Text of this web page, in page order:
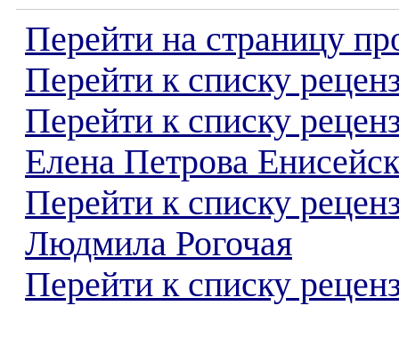
Перейти на страницу
Перейти к списку
Перейти к списку
Елена Петрова
Перейти к списку
Людмила Рогочая
Перейти к списку